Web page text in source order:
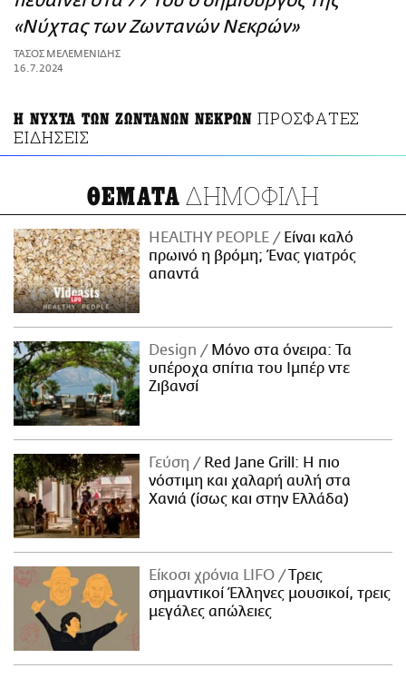
ΑΜΠΑ
PRINT
«Νύχτας των Ζωντανών Νεκρών»
ΤΑΣΟΣ ΜΕΛΕΜΕΝΙΔΗΣ
16.7.2024
Η ΝΥΧΤΑ ΤΩΝ ΖΩΝΤΑΝΩΝ ΝΕΚΡΩΝ ΠΡΟΣΦΑΤΕΣ
ΕΙΔΗΣΕΙΣ
ΘΕΜΑΤΑ ΔΗΜΟΦΙΛΗ
HEALTHY PEOPLE
Είναι καλό
πρωινό η βρόμη; Ένας γιατρός
απαντά
Design
Μόνο στα όνειρα: Τα
υπέροχα σπίτια του Ιμπέρ ντε
Ζιβανσί
Γεύση
Red Jane Grill: Η πιο
νόστιμη και χαλαρή αυλή στα
Χανιά (ίσως και στην Ελλάδα)
Είκοσι χρόνια LIFO
Tρεις
σημαντικοί Έλληνες μουσικοί, τρεις
μεγάλες απώλειες